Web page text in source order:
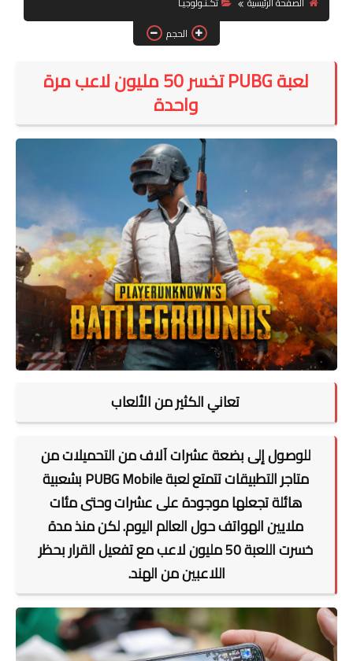
تكنولوجيا
فن
ترفيه
رياضة
الصحة والجمال
الحجم
لعبة PUBG تخسر 50 مليون لاعب مرة
واحدة
تعاني الكثير من الألعاب
للوصول إلى بضعة عشرات آلاف من التحميلات من
متاجر التطبيقات تتمتع لعبة PUBG Mobile بشعبية
هائلة تجعلها موجودة على عشرات وحتى مئات
ملايين الهواتف حول العالم اليوم. لكن منذ مدة
خسرت اللعبة 50 مليون لاعب مع تفعيل القرار بحظر
اللاعبين من الهند.